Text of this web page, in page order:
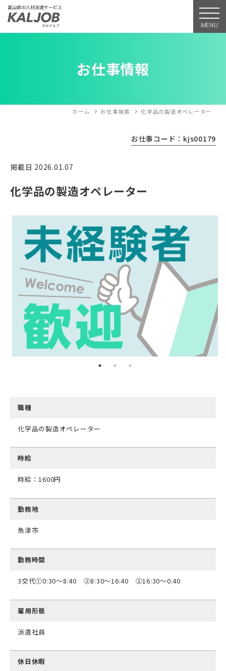
富山県の人材派遣サービス
MENU
お仕事情報
ホーム お仕事検索 化学品の製造オペレーター
お仕事コード：kjs00179
掲載日 2026.01.07
化学品の製造オペレーター
職種
化学品の製造オペレーター
時給
時給：1600円
勤務地
魚津市
勤務時間
3交代➀0:30～8:40 ➁8:30～16:40 ③16:30～0:40
雇用形態
派遣社員
休日休暇